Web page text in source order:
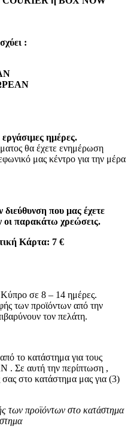
:
ημέρες.
θα έχετε ενημέρωση
μας κέντρο για την μέρα
που μας έχετε
οι παρακάτω χρεώσεις.
Κάρτα: 7 €​
Κύπρο σε 8 – 14 ημέρες.
των προϊόντων από την
τον πελάτη.
το κατάστημα για τους
. Σε αυτή την περίπτωση ,
σας στο κατάστημα μας για (3)
των προϊόντων στο κατάστημα